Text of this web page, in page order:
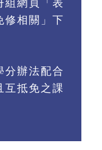
組網頁「表
相關」下
分辦法配合
互抵免之課